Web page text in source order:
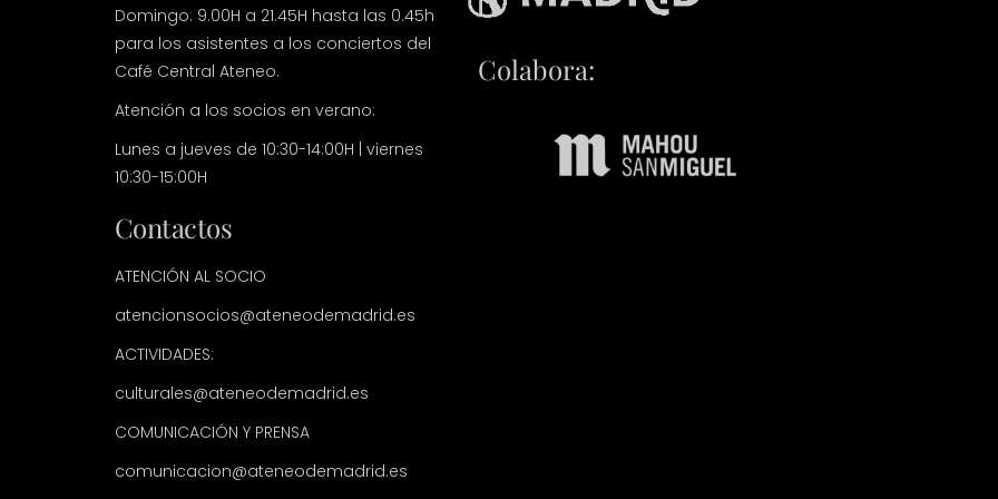
Domingo: 9.00H a 21.45H hasta las 0.45h
para los asistentes a los conciertos del
Café Central Ateneo.
Atención a los socios en verano:
Lunes a jueves de 10:30-14:00H | viernes
10:30-15:00H
Contactos
ATENCIÓN AL SOCIO
atencionsocios@ateneodemadrid.es
ACTIVIDADES:
culturales@ateneodemadrid.es
COMUNICACIÓN Y PRENSA
comunicacion@ateneodemadrid.es
Colabora: